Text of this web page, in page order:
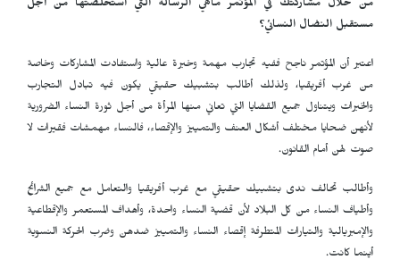
من خلال مشاركتك في المؤتمر ماهي الرسالة التي استخلصتها من أجل
مستقبل النضال النسائي؟
اعتبر أن المؤتمر ناجح ففيه تجارب مهمة وخبرة عالية واستفادت المشاركات وخاصة
من غرب أفريقيا، ولذلك أطالب بتشبيك حقيقي يكون فيه تبادل التجارب
والخبرات ويتناول جميع القضايا التي تعاني منها المرأة من أجل ثورة النساء الضرورية
لأنهن ضحايا مختلف أشكال العنف والتمييز والإقصاء، فالنساء مهمشات فقيرات لا
صوت لهن أمام القانون.
وأطالب تحالف ندى بتشبيك حقيقي مع غرب أفريقيا والتعامل مع جميع الشرائح
وأطياف النساء من كل البلاد لأن قضية النساء واحدة، وأهداف المستعمر والإقطاعية
والإمبريالية والتيارات المتطرفة إقصاء النساء والتمييز ضدهن وضرب الحركة النسوية
أينما كانت.